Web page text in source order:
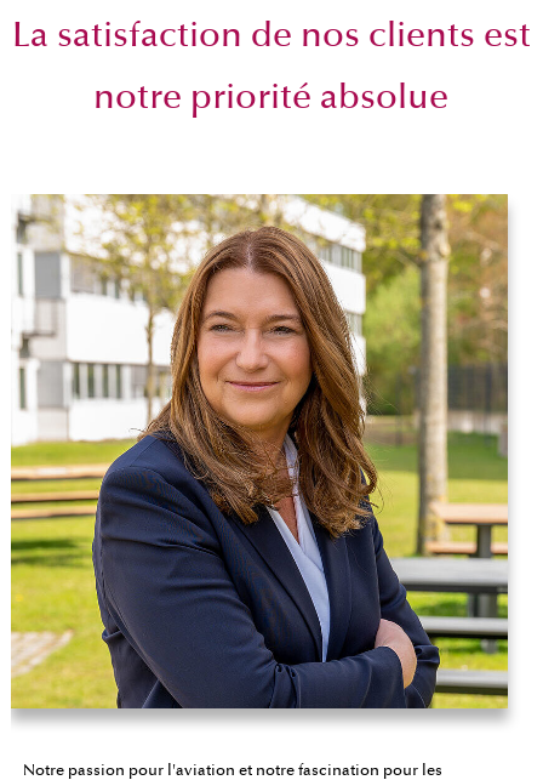
La satisfaction de nos clients est
notre priorité absolue
Notre passion pour l'aviation et notre fascination pour les